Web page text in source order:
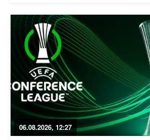
06.08.2026, 12:27